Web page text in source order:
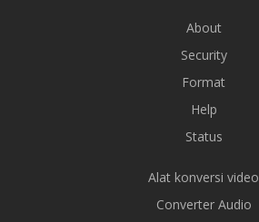
About
Security
Format
Help
Status
Alat konversi video
Converter Audio